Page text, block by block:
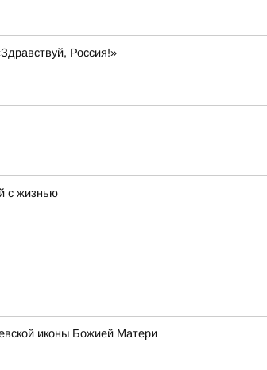
Россия!»
с жизнью
иконы Божией Матери